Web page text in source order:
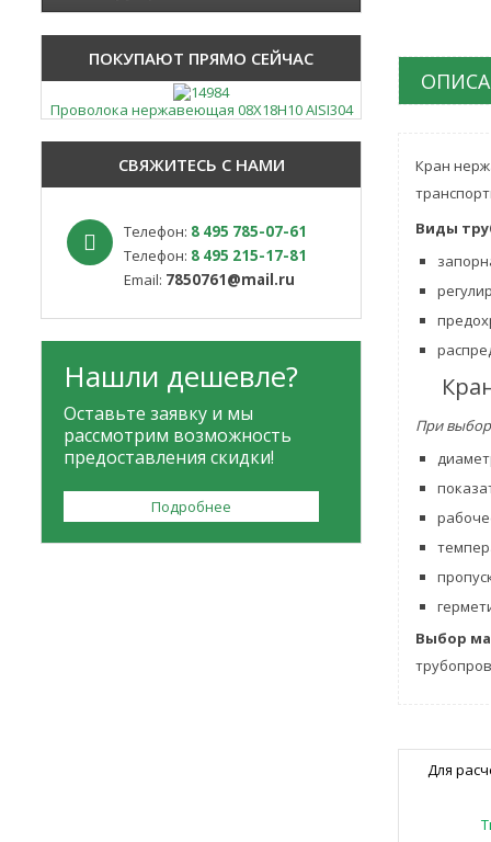
ПОКУПАЮТ ПРЯМО СЕЙЧАС
Проволока нержавеющая 08Х18Н10 AISI304
СВЯЖИТЕСЬ С НАМИ
Телефон: 8 495 785-07-61
Телефон: 8 495 215-17-81
Email: 7850761@mail.ru
Нашли дешевле?
Оставьте заявку и мы
рассмотрим возможность
предоставления скидки!
Подробнее
Кран
Виды
При
Выбор
Для